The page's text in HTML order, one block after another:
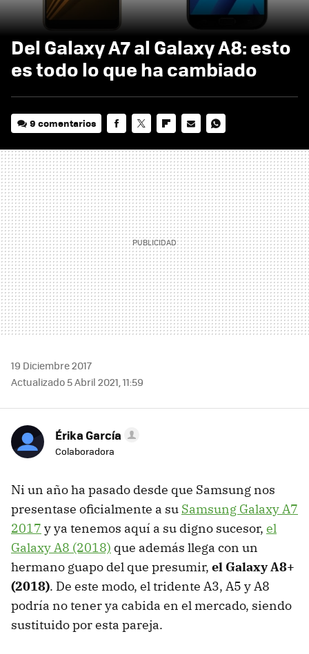
Del Galaxy A7 al Galaxy A8: esto
es todo lo que ha cambiado
9 comentarios
MAIL
19 Diciembre 2017
Actualizado 5 Abril 2021, 11:59
Érika García
Colaboradora
Ni un año ha pasado desde que Samsung nos
presentase oficialmente a su Samsung Galaxy A7
2017 y ya tenemos aquí a su digno sucesor, el
Galaxy A8 (2018) que además llega con un
hermano guapo del que presumir, el Galaxy A8+
(2018). De este modo, el tridente A3, A5 y A8
podría no tener ya cabida en el mercado, siendo
sustituido por esta pareja.